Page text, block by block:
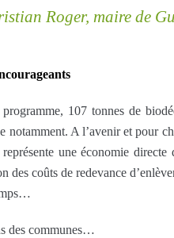
Roger, maire de
107 tonnes de
notamment. A l’avenir et pour
une économie
des coûts de redevance
des communes…